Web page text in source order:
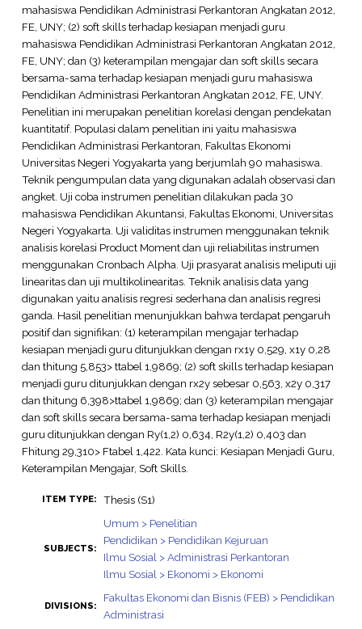
mahasiswa Pendidikan Administrasi Perkantoran Angkatan 2012,
FE, UNY; (2) soft skills terhadap kesiapan menjadi guru
mahasiswa Pendidikan Administrasi Perkantoran Angkatan 2012,
FE, UNY; dan (3) keterampilan mengajar dan soft skills secara
bersama-sama terhadap kesiapan menjadi guru mahasiswa
Pendidikan Administrasi Perkantoran Angkatan 2012, FE, UNY.
Penelitian ini merupakan penelitian korelasi dengan pendekatan
kuantitatif. Populasi dalam penelitian ini yaitu mahasiswa
Pendidikan Administrasi Perkantoran, Fakultas Ekonomi
Universitas Negeri Yogyakarta yang berjumlah 90 mahasiswa.
Teknik pengumpulan data yang digunakan adalah observasi dan
angket. Uji coba instrumen penelitian dilakukan pada 30
mahasiswa Pendidikan Akuntansi, Fakultas Ekonomi, Universitas
Negeri Yogyakarta. Uji validitas instrumen menggunakan teknik
analisis korelasi Product Moment dan uji reliabilitas instrumen
menggunakan Cronbach Alpha. Uji prasyarat analisis meliputi uji
linearitas dan uji multikolinearitas. Teknik analisis data yang
digunakan yaitu analisis regresi sederhana dan analisis regresi
ganda. Hasil penelitian menunjukkan bahwa terdapat pengaruh
positif dan signifikan: (1) keterampilan mengajar terhadap
kesiapan menjadi guru ditunjukkan dengan rx1y 0,529, x1y 0,28
dan thitung 5,853> ttabel 1,9869; (2) soft skills terhadap kesiapan
menjadi guru ditunjukkan dengan rx2y sebesar 0,563, x2y 0,317
dan thitung 6,398>ttabel 1,9869; dan (3) keterampilan mengajar
dan soft skills secara bersama-sama terhadap kesiapan menjadi
guru ditunjukkan dengan Ry(1,2) 0,634, R2y(1,2) 0,403 dan
Fhitung 29,310> Ftabel 1,422. Kata kunci: Kesiapan Menjadi Guru,
Keterampilan Mengajar, Soft Skills.
ITEM TYPE: Thesis (S1)
SUBJECTS:
Umum > Penelitian
Pendidikan > Pendidikan Kejuruan
Ilmu Sosial > Administrasi Perkantoran
Ilmu Sosial > Ekonomi > Ekonomi
DIVISIONS:
Fakultas Ekonomi dan Bisnis (FEB) > Pendidikan
Administrasi